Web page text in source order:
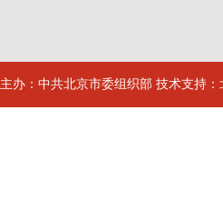
主办：中共北京市委组织部 技术支持